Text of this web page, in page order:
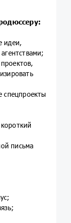
идеи,
спецпроекты
письма